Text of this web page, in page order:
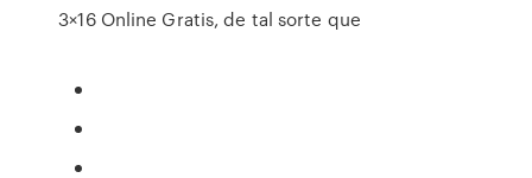
3×16 Online Gratis, de tal sorte que